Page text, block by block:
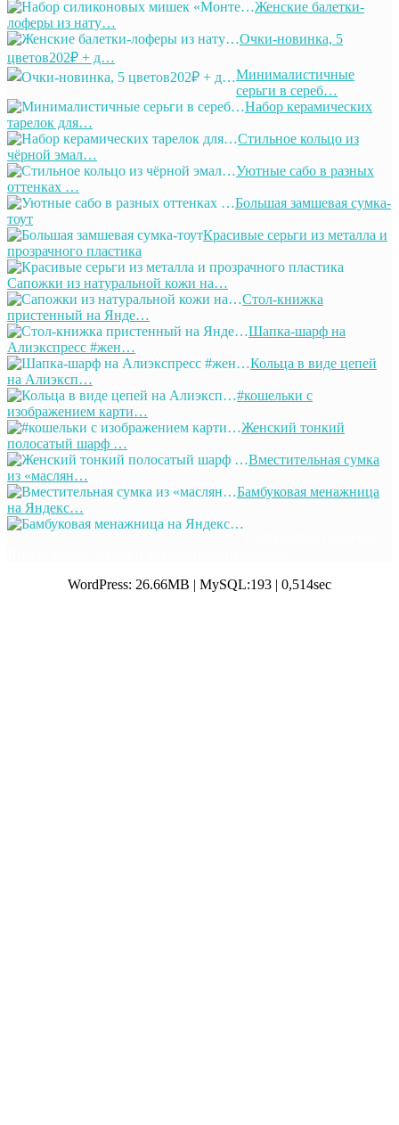
Женские балетки-
лоферы из нату…
Очки-новинка, 5
цветов202₽ + д…
Минималистичные
серьги в сереб…
Набор керамических
тарелок для…
Стильное кольцо из
чёрной эмал…
Уютные сабо в разных
оттенках …
Большая замшевая сумка-
тоут
Красивые серьги из металла и
прозрачного пластика
Сапожки из натуральной кожи на…
Стол-книжка
пристенный на Янде…
Шапка-шарф на
Алиэкспресс #жен…
Кольца в виде цепей
на Алиэксп…
#кошельки с
изображением карти…
Женский тонкий
полосатый шарф …
Вместительная сумка
из «маслян…
Бамбуковая менажница
на Яндекс…
WordPress: 26.66MB | MySQL:193 | 0,514sec